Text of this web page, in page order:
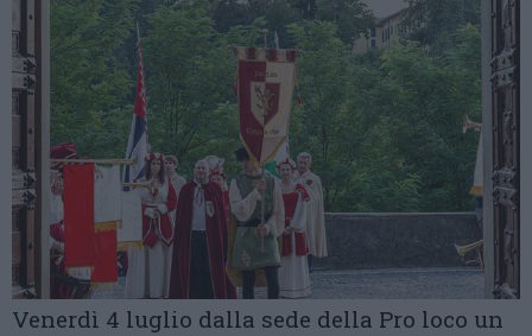
Venerdì 4 luglio dalla sede della Pro loco un